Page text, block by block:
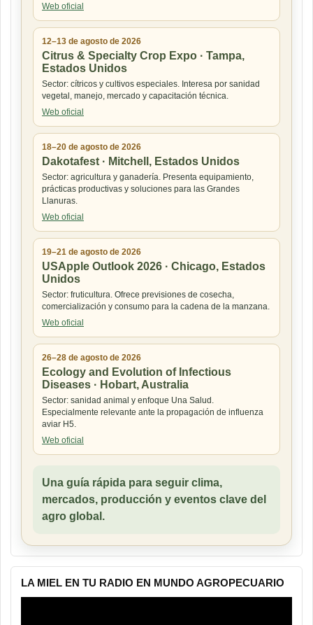
Web oficial
12–13 de agosto de 2026
Citrus & Specialty Crop Expo · Tampa,
Estados Unidos
Sector: cítricos y cultivos especiales. Interesa por sanidad
vegetal, manejo, mercado y capacitación técnica.
Web oficial
18–20 de agosto de 2026
Dakotafest · Mitchell, Estados Unidos
Sector: agricultura y ganadería. Presenta equipamiento,
prácticas productivas y soluciones para las Grandes
Llanuras.
Web oficial
19–21 de agosto de 2026
USApple Outlook 2026 · Chicago, Estados
Unidos
Sector: fruticultura. Ofrece previsiones de cosecha,
comercialización y consumo para la cadena de la manzana.
Web oficial
26–28 de agosto de 2026
Ecology and Evolution of Infectious
Diseases · Hobart, Australia
Sector: sanidad animal y enfoque Una Salud.
Especialmente relevante ante la propagación de influenza
aviar H5.
Web oficial
Una guía rápida para seguir clima,
mercados, producción y eventos clave del
agro global.
LA MIEL EN TU RADIO EN MUNDO AGROPECUARIO